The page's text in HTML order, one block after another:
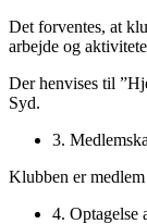
Det forventes, at
arbejde og
Der henvises til
Syd.
3.
Klubben er
4. Optagelse